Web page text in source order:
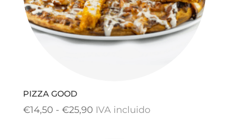
PIZZA GOOD
€14,50 - €25,90Rango
IVA incluido